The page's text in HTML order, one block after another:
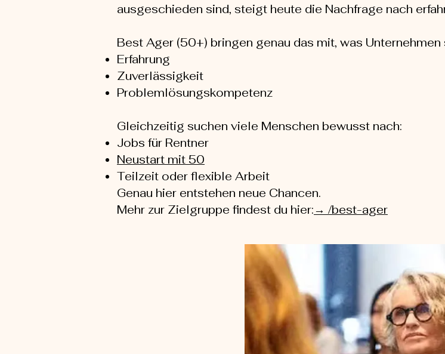
ausgeschieden sind, steigt heute die Nachfrage nach
Best Ager (50+) bringen genau das mit, was Unternehmen
Erfahrung
Zuverlässigkeit
Problemlösungskompetenz
Gleichzeitig suchen viele Menschen bewusst nach:
Jobs für Rentner
Neustart mit 50
Teilzeit oder flexible Arbeit
Genau hier entstehen neue Chancen.
Mehr zur Zielgruppe findest du hier:→ /best-ager